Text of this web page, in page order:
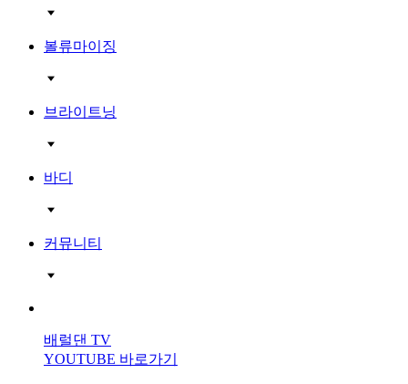
볼류마이징
브라이트닝
바디
커뮤니티
배럴댄 TV
YOUTUBE 바로가기